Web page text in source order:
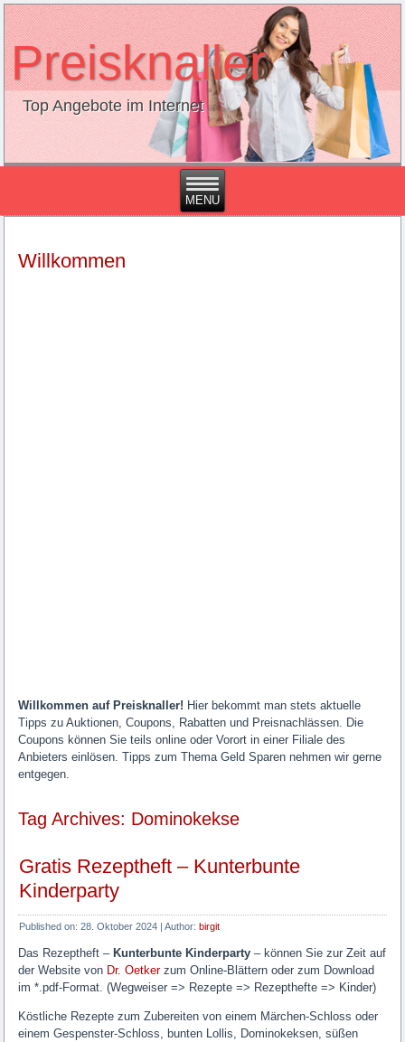
Preisknaller
Top Angebote im Internet
Willkommen
Willkommen auf Preisknaller! Hier bekommt man stets aktuelle
Tipps zu Auktionen, Coupons, Rabatten und Preisnachlässen. Die
Coupons können Sie teils online oder Vorort in einer Filiale des
Anbieters einlösen. Tipps zum Thema Geld Sparen nehmen wir gerne
entgegen.
Tag Archives: Dominokekse
Gratis Rezeptheft – Kunterbunte
Kinderparty
Published on:28. Oktober 2024 |Author: birgit
Das Rezeptheft – Kunterbunte Kinderparty – können Sie zur Zeit auf
der Website von Dr. Oetkerzum Online-Blättern oder zum Download
im *.pdf-Format. (Wegweiser => Rezepte => Rezepthefte => Kinder)
Köstliche Rezepte zum Zubereiten von einem Märchen-Schloss oder
einem Gespenster-Schloss, bunten Lollis, Dominokeksen, süßen